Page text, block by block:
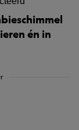
én in